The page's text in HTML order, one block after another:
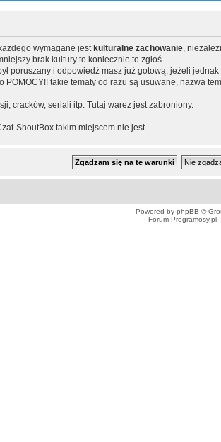
wymagane jest kulturalne zachowanie,
brak kultury to koniecznie to zgłoś.
poruszany i odpowiedź masz już gotową, jeżeli
takie tematy od razu są usuwane, nazwa
cracków, seriali itp. Tutaj warez jest zabroniony.
ShoutBox takim miejscem nie jest.
Powered by phpBB ©
Forum Programosy.pl